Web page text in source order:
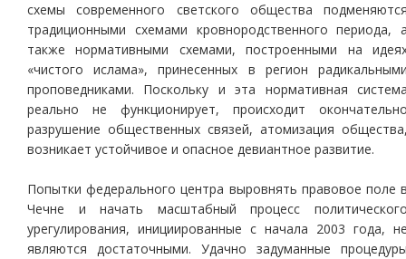
схемы современного светского общества
традиционными схемами кровнородственного периода,
также нормативными схемами, построенными на
«чистого ислама», принесенных в регион
проповедниками. Поскольку и эта нормативная
реально не функционирует, происходит
разрушение общественных связей, атомизация
возникает устойчивое и опасное девиантное развитие.
Попытки федерального центра выровнять правовое поле
Чечне и начать масштабный процесс
урегулирования, инициированные с начала 2003 года,
являются достаточными. Удачно задуманные